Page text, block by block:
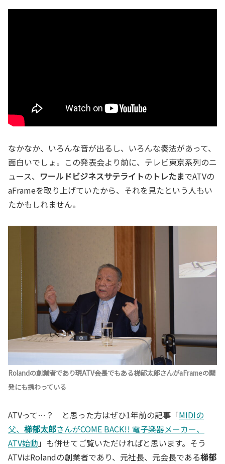
なかなか、いろんな音が出るし、いろんな奏法があって、
面白いでしょ。この発表会より前に、テレビ東京系列のニ
ュース、 ワールドビジネスサテライトの トレたまでATVの
aFrameを取り上げていたから、それを見たという人もい
たかもしれません。
Rolandの創業者であり現ATV会長でもある梯郁太郎さんがaFrameの開
発にも携わっている
ATVって…？ と思った方はぜひ1年前の記事「MIDIの
父、 梯郁太郎さんがCOME BACK!! 電子楽器メーカー、
ATV始動 」も併せてご覧いただければと思います。そう
ATVはRolandの創業者であり、元社長、元会長である梯郁